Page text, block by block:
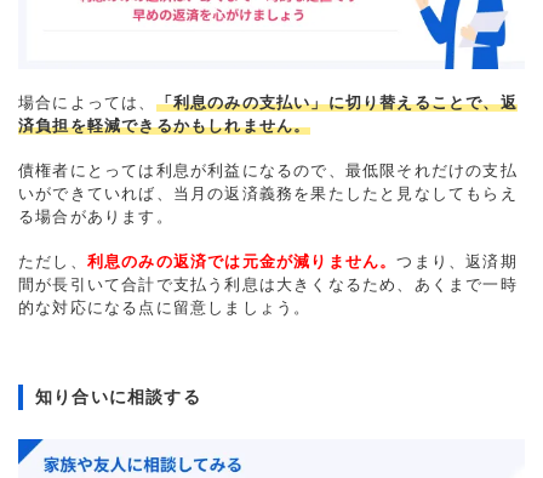
場合によっては、 「利息のみの支払い」に切り替えることで、返
済負担を軽減できるかもしれません。
債権者にとっては利息が利益になるので、最低限それだけの支払
いができていれば、当月の返済義務を果たしたと見なしてもらえ
る場合があります。
ただし、 利息のみの返済では元金が減りません。つまり、返済期
間が長引いて合計で支払う利息は大きくなるため、あくまで一時
的な対応になる点に留意しましょう。
知り合いに相談する